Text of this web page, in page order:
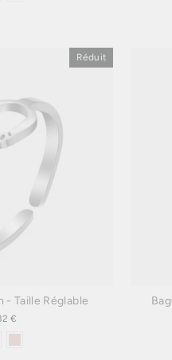
Réduit
- Taille Réglable
€